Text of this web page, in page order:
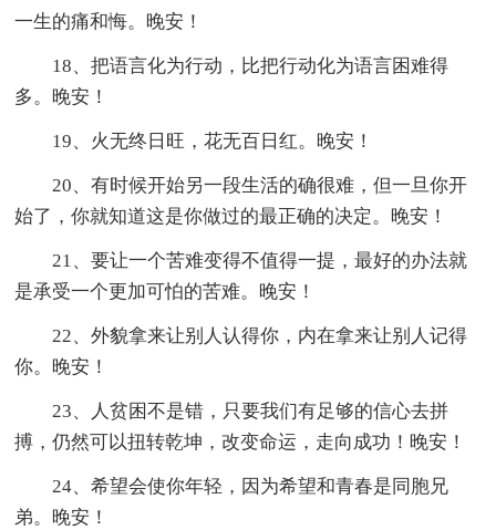
一生的痛和悔。晚安！
18、把语言化为行动，比把行动化为语言困难得
多。晚安！
19、火无终日旺，花无百日红。晚安！
20、有时候开始另一段生活的确很难，但一旦你开
始了，你就知道这是你做过的最正确的决定。晚安！
21、要让一个苦难变得不值得一提，最好的办法就
是承受一个更加可怕的苦难。晚安！
22、外貌拿来让别人认得你，内在拿来让别人记得
你。晚安！
23、人贫困不是错，只要我们有足够的信心去拼
搏，仍然可以扭转乾坤，改变命运，走向成功！晚安！
24、希望会使你年轻，因为希望和青春是同胞兄
弟。晚安！